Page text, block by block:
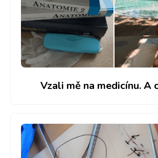
Vzali mě na medicínu. A